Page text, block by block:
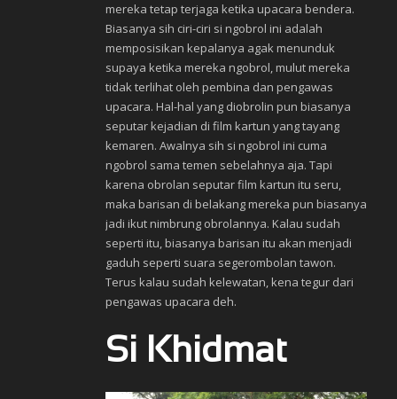
mereka tetap terjaga ketika upacara bendera.
Biasanya sih ciri-ciri si ngobrol ini adalah
memposisikan kepalanya agak menunduk
supaya ketika mereka ngobrol, mulut mereka
tidak terlihat oleh pembina dan pengawas
upacara. Hal-hal yang diobrolin pun biasanya
seputar kejadian di film kartun yang tayang
kemaren. Awalnya sih si ngobrol ini cuma
ngobrol sama temen sebelahnya aja. Tapi
karena obrolan seputar film kartun itu seru,
maka barisan di belakang mereka pun biasanya
jadi ikut nimbrung obrolannya. Kalau sudah
seperti itu, biasanya barisan itu akan menjadi
gaduh seperti suara segerombolan tawon.
Terus kalau sudah kelewatan, kena tegur dari
pengawas upacara deh.
Si Khidmat